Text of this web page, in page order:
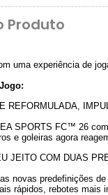
Produto
uma experiência de
REFORMULADA,
SPORTS FC™ 26
e goleiras agora
JEITO COM DUAS
novas predefinições
rápidos, rebotes mais